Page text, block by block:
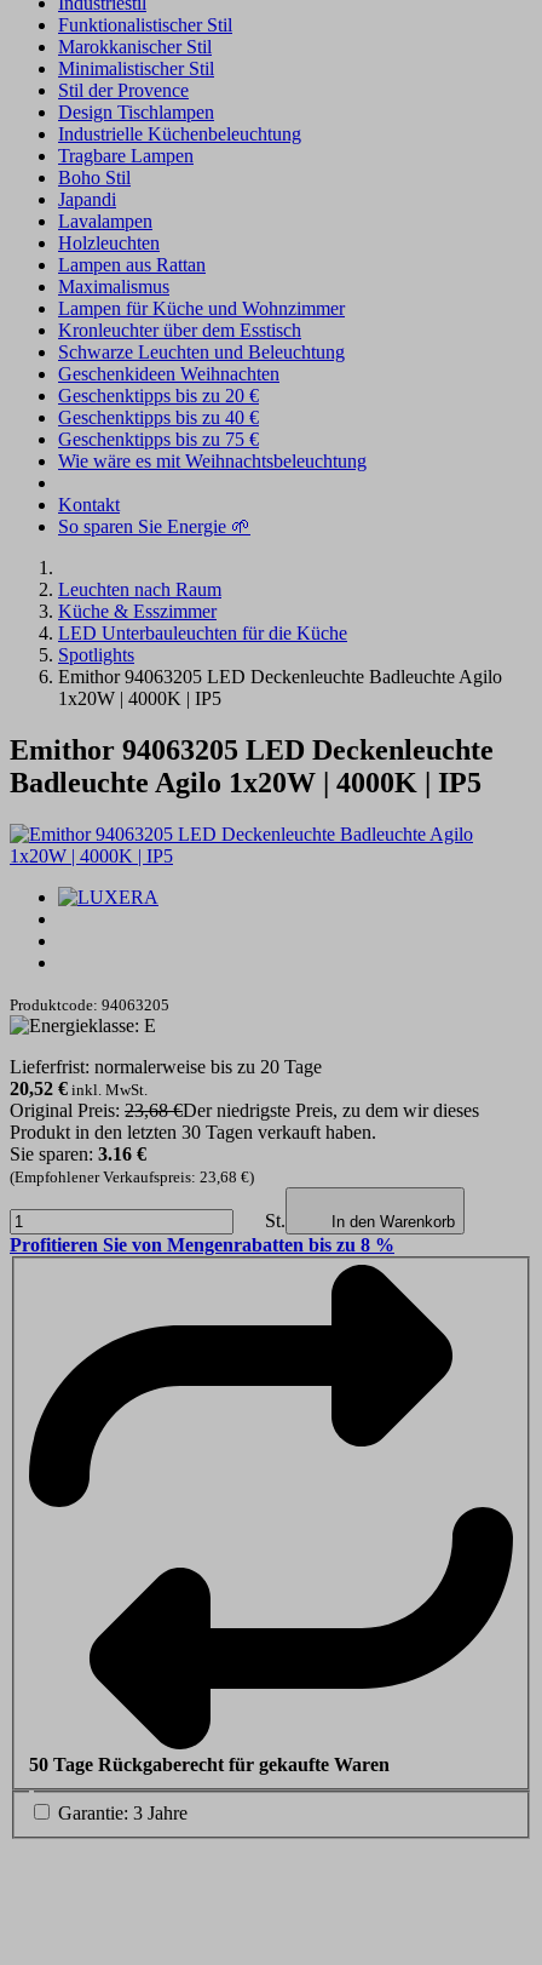
Funktionalistischer Stil
Marokkanischer Stil
Minimalistischer Stil
Stil der Provence
Design Tischlampen
Industrielle Küchenbeleuchtung
Tragbare Lampen
Boho Stil
Japandi
Lavalampen
Holzleuchten
Lampen aus Rattan
Maximalismus
Lampen für Küche und Wohnzimmer
Kronleuchter über dem Esstisch
Schwarze Leuchten und Beleuchtung
Geschenkideen Weihnachten
Geschenktipps bis zu 20 €
Geschenktipps bis zu 40 €
Geschenktipps bis zu 75 €
Wie wäre es mit Weihnachtsbeleuchtung
Kontakt
So sparen Sie Energie 🌱
Leuchten nach Raum
Küche & Esszimmer
LED Unterbauleuchten für die Küche
Spotlights
Emithor 94063205 LED Deckenleuchte Badleuchte Agilo
1x20W | 4000K | IP5
Emithor 94063205 LED Deckenleuchte
Badleuchte Agilo 1x20W | 4000K | IP5
Produktcode: 94063205
Lieferfrist: normalerweise bis zu 20 Tage
20,52 € inkl. MwSt.
Original Preis: 23,68 €Der niedrigste Preis, zu dem wir dieses
Produkt in den letzten 30 Tagen verkauft haben.
Sie sparen: 3.16 €
(Empfohlener Verkaufspreis: 23,68 €)
St. In den Warenkorb
Profitieren Sie von Mengenrabatten bis zu 8 %
50 Tage Rückgaberecht für gekaufte Waren
Garantie: 3 Jahre